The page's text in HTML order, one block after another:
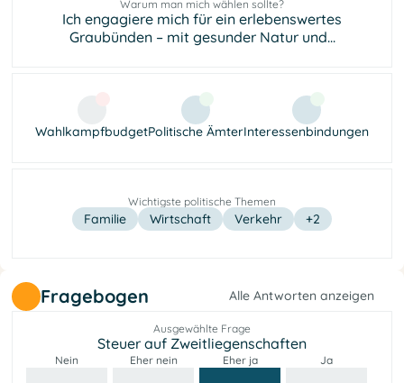
Warum man mich wählen sollte?
Ich engagiere mich für ein erlebenswertes
Graubünden – mit gesunder Natur und...
WahlkampfbudgetPolitische ÄmterInteressenbindungen
Wichtigste politische Themen
Familie Wirtschaft Verkehr +2
Fragebogen Alle Antworten anzeigen
Ausgewählte Frage
Steuer auf Zweitliegenschaften
Nein Eher nein Eher ja Ja